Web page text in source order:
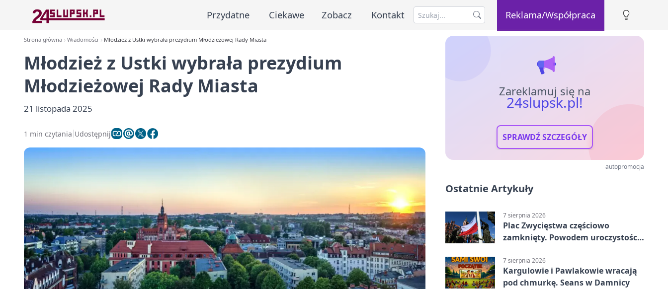
Przydatne Ciekawe Zobacz Kontakt Reklama/Współpraca
Strona główna Wiadomości Młodzież z Ustki wybrała prezydium Młodzieżowej Rady Miasta
Młodzież z Ustki wybrała prezydium
Młodzieżowej Rady Miasta
21 listopada 2025
1 min czytania Udostępnij
Zareklamuj się na
24slupsk.pl!
SPRAWDŹ SZCZEGÓŁY
autopromocja
Ostatnie Artykuły
7 sierpnia 2026
Plac Zwycięstwa częściowo
zamknięty. Powodem uroczystości
7 sierpnia 2026
Kargulowie i Pawlakowie wracają
pod chmurkę. Seans w Damnicy